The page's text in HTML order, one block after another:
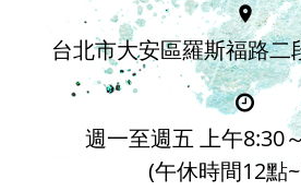
台北市大安區羅斯福路二
週一至週五 上午8:30
(午休時間12點